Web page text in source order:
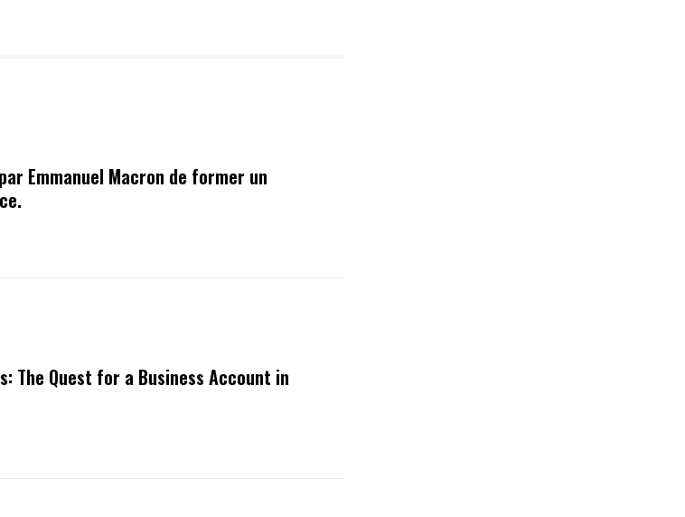
Emmanuel Macron de former un
The Quest for a Business Account in